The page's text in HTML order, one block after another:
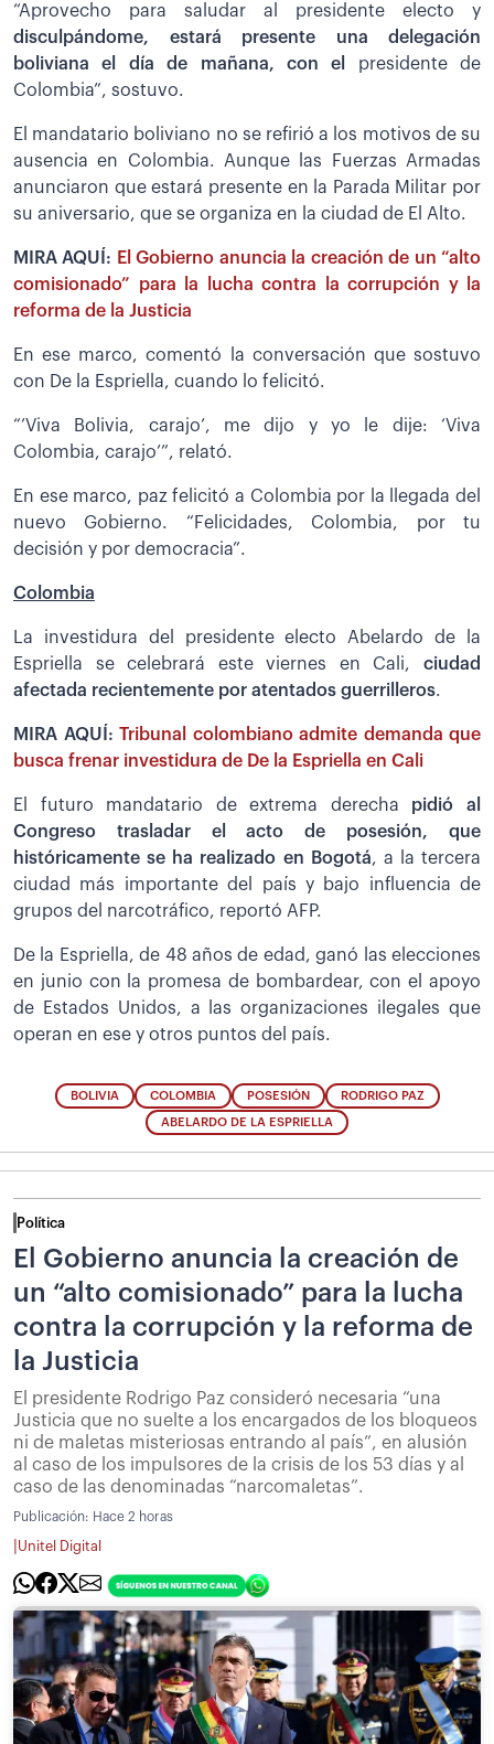
“Aprovecho para saludar al presidente electo y
disculpándome, estará presente una delegación
boliviana el día de mañana, con el presidente de
Colombia”, sostuvo.
El mandatario boliviano no se refirió a los motivos de su
ausencia en Colombia. Aunque las Fuerzas Armadas
anunciaron que estará presente en la Parada Militar por
su aniversario, que se organiza en la ciudad de El Alto.
MIRA AQUÍ: El Gobierno anuncia la creación de un “alto
comisionado” para la lucha contra la corrupción y la
reforma de la Justicia
En ese marco, comentó la conversación que sostuvo
con De la Espriella, cuando lo felicitó.
“’Viva Bolivia, carajo’, me dijo y yo le dije: ‘Viva
Colombia, carajo’”, relató.
En ese marco, paz felicitó a Colombia por la llegada del
nuevo Gobierno. “Felicidades, Colombia, por tu
decisión y por democracia”.
Colombia
La investidura del presidente electo Abelardo de la
Espriella se celebrará este viernes en Cali, ciudad
afectada recientemente por atentados guerrilleros.
MIRA AQUÍ: Tribunal colombiano admite demanda que
busca frenar investidura de De la Espriella en Cali
El futuro mandatario de extrema derecha pidió al
Congreso trasladar el acto de posesión, que
históricamente se ha realizado en Bogotá, a la tercera
ciudad más importante del país y bajo influencia de
grupos del narcotráfico, reportó AFP.
De la Espriella, de 48 años de edad, ganó las elecciones
en junio con la promesa de bombardear, con el apoyo
de Estados Unidos, a las organizaciones ilegales que
operan en ese y otros puntos del país.
BOLIVIA COLOMBIA POSESIÓN RODRIGO PAZ
ABELARDO DE LA ESPRIELLA
Política
El Gobierno anuncia la creación de
un “alto comisionado” para la lucha
contra la corrupción y la reforma de
la Justicia
El presidente Rodrigo Paz consideró necesaria “una
Justicia que no suelte a los encargados de los bloqueos
ni de maletas misteriosas entrando al país”, en alusión
al caso de los impulsores de la crisis de los 53 días y al
caso de las denominadas “narcomaletas”.
Publicación: Hace 2 horas
Unitel Digital